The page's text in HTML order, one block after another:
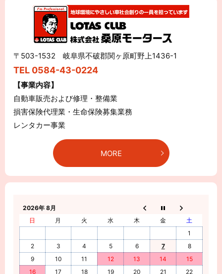
〒503-1532 岐阜県不破郡関ヶ原町野上1436-1
TEL 0584-43-0224
【事業内容】
自動車販売および修理・整備業
損害保険代理業・生命保険募集業務
レンタカー事業
MORE
2026年 8月
日
月 火 水 木 金
土
1
2
3 4 5 6 7
8
9
10 11 12 13 14
15
16
17 18 19 20 21
22